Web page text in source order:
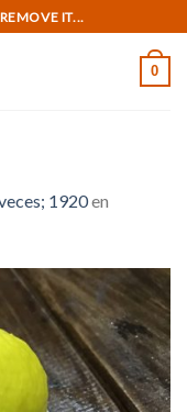
IT...
0
1920en